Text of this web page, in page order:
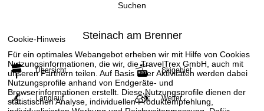
Cookie-Hinweis
Für ein optimales Webangebot erheben wir mit Hilfe von Cookies
Nutzungsinformationen, die wir, die TravelTrex GmbH, auch mit
unseren Partnern teilen. Auf Basis Ihrer Aktivitäten werden dabei
Nutzungsprofile anhand von Endgeräte- und
Browserinformationen erstellt. Diese Nutzungsprofile dienen der
statistischen Analyse, individuellen Produktempfehlung,
Suchen
Steinach am Brenner
Übersicht Skigebiet
Langlauf Wetter